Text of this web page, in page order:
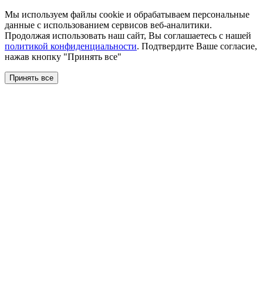
Мы используем файлы сookie и обрабатываем персональные
данные с использованием сервисов веб-аналитики.
Продолжая использовать наш сайт, Вы соглашаетесь с нашей
политикой конфиденциальности. Подтвердите Ваше согласие,
нажав кнопку "Принять все"
Принять все